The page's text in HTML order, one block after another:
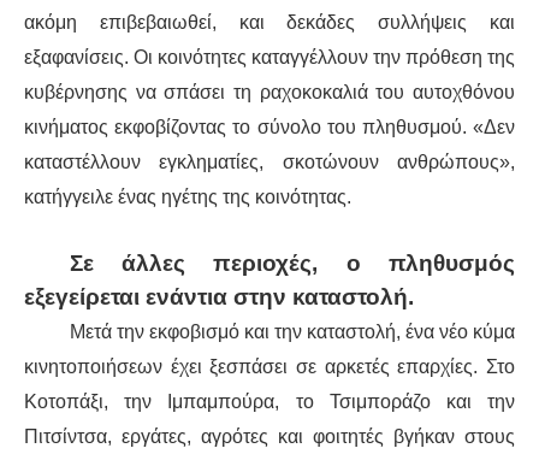
ακόμη επιβεβαιωθεί, και δεκάδες συλλήψεις και
εξαφανίσεις. Οι κοινότητες καταγγέλλουν την πρόθεση της
κυβέρνησης να σπάσει τη ραχοκοκαλιά του αυτοχθόνου
κινήματος εκφοβίζοντας το σύνολο του πληθυσμού. «Δεν
καταστέλλουν εγκληματίες, σκοτώνουν ανθρώπους»,
κατήγγειλε ένας ηγέτης της κοινότητας.
Σε άλλες περιοχές, ο πληθυσμός
εξεγείρεται ενάντια στην καταστολή.
Μετά την εκφοβισμό και την καταστολή, ένα νέο κύμα
κινητοποιήσεων έχει ξεσπάσει σε αρκετές επαρχίες. Στο
Κοτοπάξι, την Ιμπαμπούρα, το Τσιμποράζο και την
Πιτσίντσα, εργάτες, αγρότες και φοιτητές βγήκαν στους